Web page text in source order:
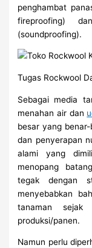
penghambat
fireproofing)
(soundproofing).
Tugas Rockwool
Sebagai media
menahan air dan
besar yang
dan penyerapan
alami yang
menopang
tegak dengan
menyebabkan
tanaman sejak
produksi/panen.
Namun perlu